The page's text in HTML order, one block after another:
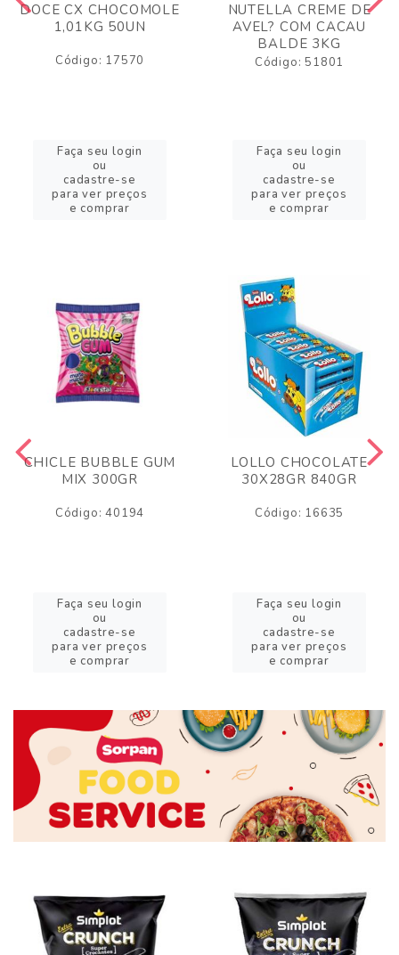
DOCE CX CHOCOMOLE
1,01KG 50UN
Código: 17570
Faça seu login
ou
cadastre-se
para ver preços
e comprar
NUTELLA CREME DE
AVEL? COM CACAU
BALDE 3KG
Código: 51801
Faça seu login
ou
cadastre-se
para ver preços
e comprar
CHICLE BUBBLE GUM
MIX 300GR
Código: 40194
Faça seu login
ou
cadastre-se
para ver preços
e comprar
LOLLO CHOCOLATE
30X28GR 840GR
Código: 16635
Faça seu login
ou
cadastre-se
para ver preços
e comprar